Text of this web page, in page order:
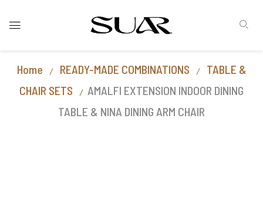
Home READY-MADE COMBINATIONS
TABLE &
CHAIR SETS
AMALFI EXTENSION INDOOR DINING
TABLE & NINA DINING ARM CHAIR